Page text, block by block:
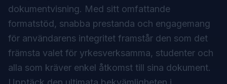
dokumentvisning. Med sitt omfattande
formatstöd, snabba prestanda och engagemang
för användarens integritet framstår den som det
främsta valet för yrkesverksamma, studenter och
alla som kräver enkel åtkomst till sina dokument.